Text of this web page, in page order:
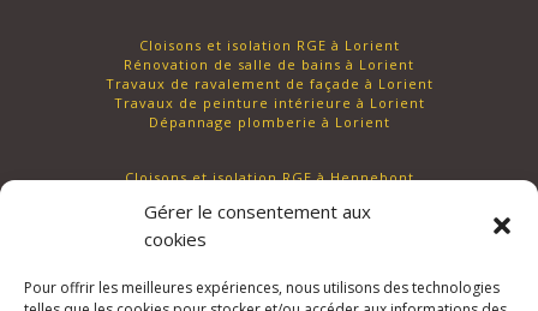
Gérer le consentement aux
cookies
Pour offrir les meilleures expériences, nous utilisons des technologies
Cloisons et isolation RGE à Lorient
Rénovation de salle de bains à Lorient
Travaux de ravalement de façade à Lorient
Travaux de peinture intérieure à Lorient
Dépannage plomberie à Lorient
Cloisons et isolation RGE à Hennebont
Travaux de ravalement de façade à Hennebont
Travaux de peinture intérieure à Hennebont